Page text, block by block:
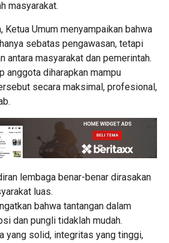
masyarakat.
Ketua Umum menyampaikan bahwa
sebatas pengawasan, tetapi
antara masyarakat dan pemerintah.
anggota diharapkan mampu
secara maksimal, profesional,
lembaga benar-benar dirasakan
luas.
bahwa tantangan dalam
dan pungli tidaklah mudah.
yang solid, integritas yang tinggi,